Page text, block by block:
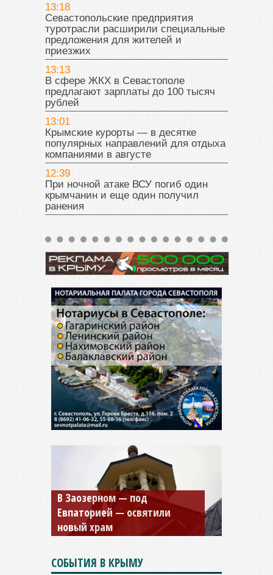
13:18
Севастопольские предприятия
туротрасли расширили специальные
предложения для жителей и
приезжих
13:13
В сфере ЖКХ в Севастополе
предлагают зарплаты до 100 тысяч
рублей
13:01
Крымские курорты — в десятке
популярных направлений для отдыха
компаниями в августе
12:39
При ночной атаке ВСУ погиб один
крымчанин и еще один получил
ранения
Мужской монастырь Косьмы
и Дамиана в Крыму вновь
открыт для посещения
СОБЫТИЯ В КРЫМУ